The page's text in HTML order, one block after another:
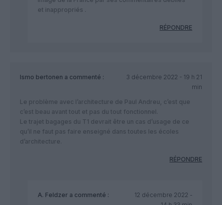
et inappropriés .
RÉPONDRE
Ismo bertonen a commenté :
3 décembre 2022 - 19 h 21
min
Le problème avec l’architecture de Paul Andreu, c’est que
c’est beau avant tout et pas du tout fonctionnel.
Le trajet bagages du T1 devrait être un cas d’usage de ce
qu’il ne faut pas faire enseigné dans toutes les écoles
d’architecture.
RÉPONDRE
A. Feldzer a commenté :
12 décembre 2022 -